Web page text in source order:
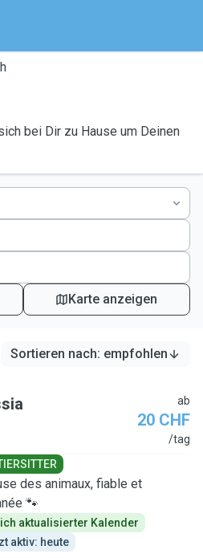
bei Dir zu Hause um Deinen
Karte anzeigen
Sortieren nach: empfohlen
ab
20 CHF
/tag
des animaux, fiable et
🐾
aktualisierter Kalender
aktiv: heute